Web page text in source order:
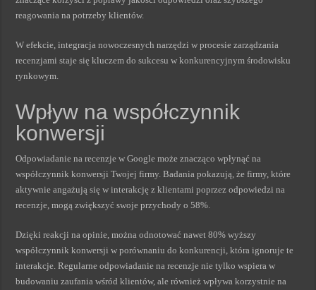
reagowania na potrzeby klientów.
W efekcie, integracja nowoczesnych narzędzi w procesie zarządzania
recenzjami staje się kluczem do sukcesu w konkurencyjnym środowisku
rynkowym.
Wpływ na współczynnik
konwersji
Odpowiadanie na recenzje w Google może znacząco wpłynąć na
współczynnik konwersji Twojej firmy. Badania pokazują, że firmy, które
aktywnie angażują się w interakcję z klientami poprzez odpowiedzi na
recenzje, mogą zwiększyć swoje przychody o 58%.
Dzięki reakcji na opinie, można odnotować nawet 80% wyższy
współczynnik konwersji w porównaniu do konkurencji, która ignoruje te
interakcje. Regularne odpowiadanie na recenzje nie tylko wspiera w
budowaniu zaufania wśród klientów, ale również wpływa korzystnie na